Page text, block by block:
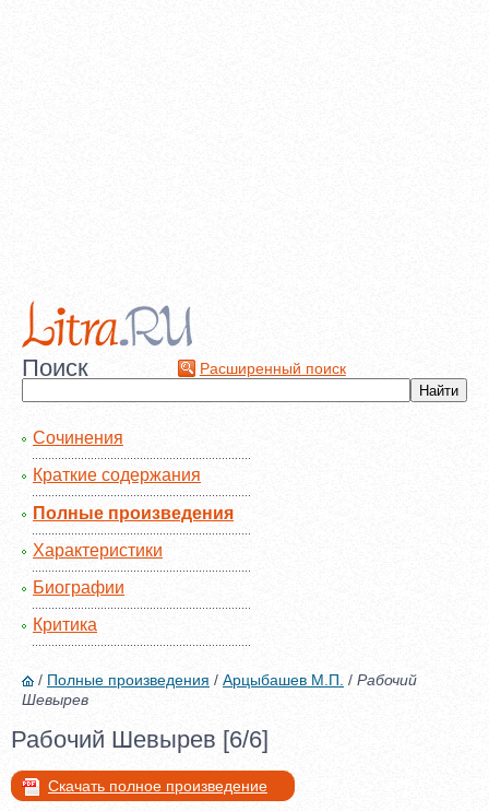
Поиск Расширенный поиск
Сочинения
Краткие содержания
Полные произведения
Характеристики
Биографии
Критика
/ Полные произведения / Арцыбашев М.П. / Рабочий
Шевырев
Рабочий Шевырев [6/6]
Скачать полное произведение